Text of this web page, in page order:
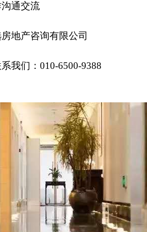
通交流
地产咨询有限公司
我们： 010-6500-9388